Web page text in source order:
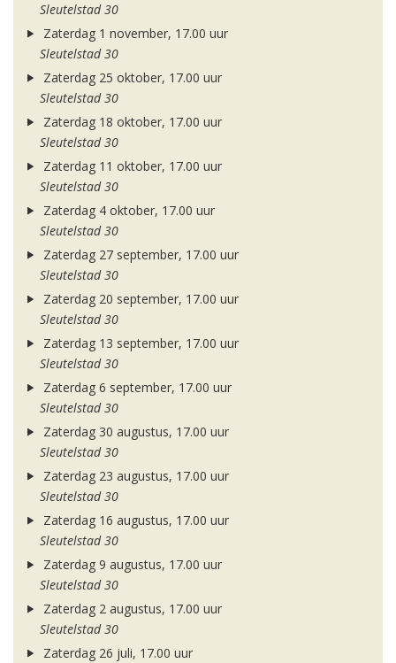
Sleutelstad 30
Zaterdag 1 november, 17.00 uur
Sleutelstad 30
Zaterdag 25 oktober, 17.00 uur
Sleutelstad 30
Zaterdag 18 oktober, 17.00 uur
Sleutelstad 30
Zaterdag 11 oktober, 17.00 uur
Sleutelstad 30
Zaterdag 4 oktober, 17.00 uur
Sleutelstad 30
Zaterdag 27 september, 17.00 uur
Sleutelstad 30
Zaterdag 20 september, 17.00 uur
Sleutelstad 30
Zaterdag 13 september, 17.00 uur
Sleutelstad 30
Zaterdag 6 september, 17.00 uur
Sleutelstad 30
Zaterdag 30 augustus, 17.00 uur
Sleutelstad 30
Zaterdag 23 augustus, 17.00 uur
Sleutelstad 30
Zaterdag 16 augustus, 17.00 uur
Sleutelstad 30
Zaterdag 9 augustus, 17.00 uur
Sleutelstad 30
Zaterdag 2 augustus, 17.00 uur
Sleutelstad 30
Zaterdag 26 juli, 17.00 uur